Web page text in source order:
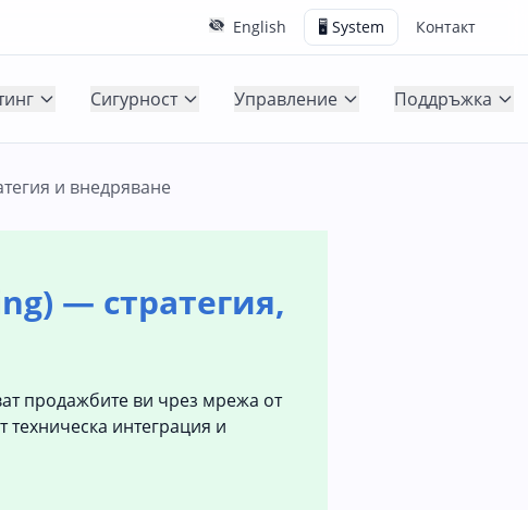
English 🖥️ System Контакт
Сигурност Управление Поддръжка
и внедряване
— стратегия,
продажбите ви чрез мрежа от
интеграция и